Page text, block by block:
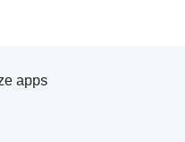
apps